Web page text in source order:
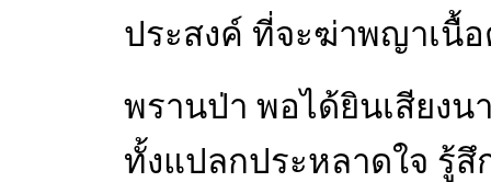
ประสงค์ ที่จะฆ่าพญาเนื้อ
พรานป่า พอได้ยินเสียงน
ทั้งแปลกประหลาดใจ รู้สึ